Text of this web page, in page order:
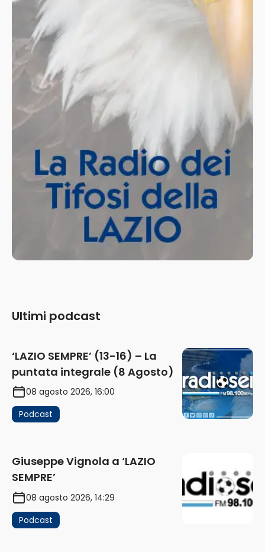
Ultimi podcast
‘LAZIO SEMPRE’ (13-16) – La
puntata integrale (8 Agosto)
08 agosto 2026, 16:00
Podcast
Giuseppe Vignola a ‘LAZIO
SEMPRE’
08 agosto 2026, 14:29
Podcast